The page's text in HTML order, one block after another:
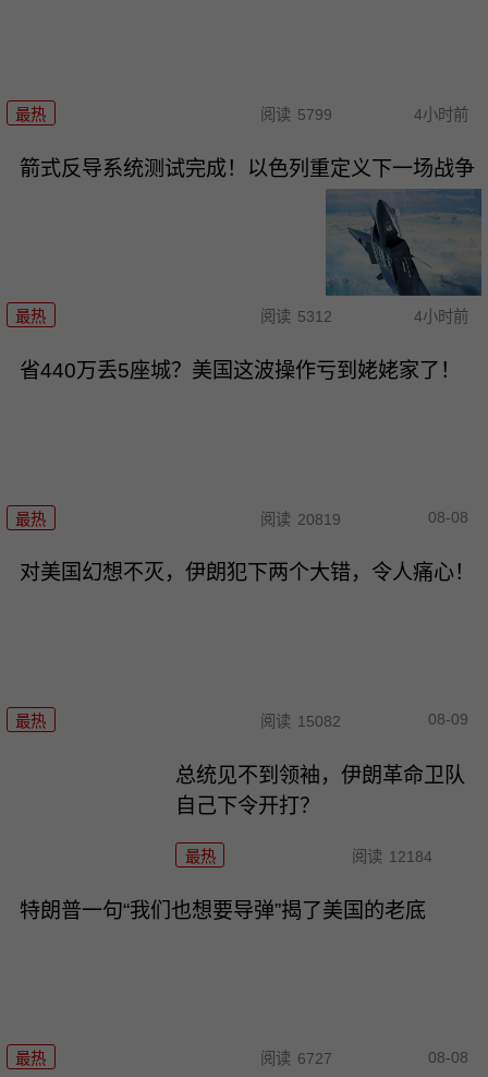
最热 阅读 5799 4小时前
箭式反导系统测试完成！以色列重定义下一场战争
最热 阅读 5312 4小时前
省440万丢5座城？美国这波操作亏到姥姥家了！
最热 阅读 20819 08-08
对美国幻想不灭，伊朗犯下两个大错，令人痛心！
最热 阅读 15082 08-09
总统见不到领袖，伊朗革命卫队
自己下令开打？
最热 阅读 12184
特朗普一句“我们也想要导弹”揭了美国的老底
最热 阅读 6727 08-08